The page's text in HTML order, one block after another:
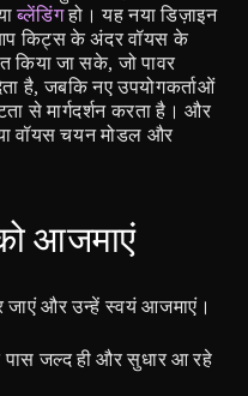
ब्लेंडिंग हो। यह नया डिज़ाइन
किट्स के अंदर वॉयस के
जा सके, जो पावर
है, जबकि नए उपयोगकर्ताओं
से मार्गदर्शन करता है। और
वॉयस चयन मोडल और
आजमाएं
जाएं और उन्हें स्वयं आजमाएं।
जल्द ही और सुधार आ रहे